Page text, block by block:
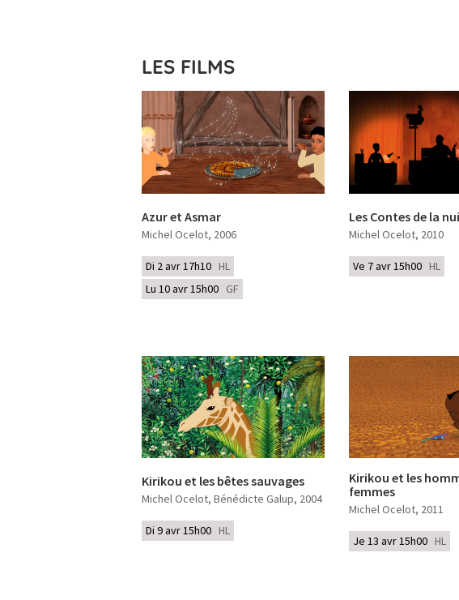
LES FILMS
Azur et Asmar
Michel Ocelot, 2006
Di 2 avr 17h10 HL
Lu 10 avr 15h00 GF
Les Contes de la
Michel Ocelot, 2010
Ve 7 avr 15h00 HL
Kirikou et les bêtes sauvages
Michel Ocelot, Bénédicte Galup, 2004
Di 9 avr 15h00 HL
Kirikou et les
femmes
Michel Ocelot, 2011
Je 13 avr 15h00 HL